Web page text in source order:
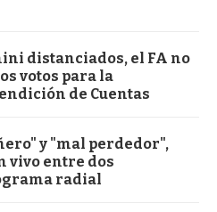
distanciados, el FA no
votos para la
de Cuentas
y "mal perdedor",
vivo entre dos
radial